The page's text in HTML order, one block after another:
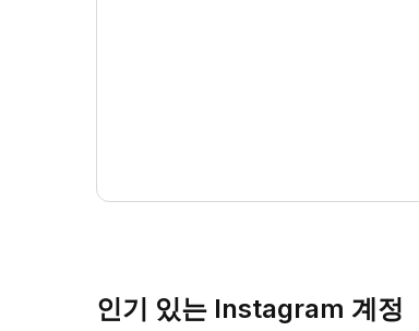
인기 있는 Instagram 계정